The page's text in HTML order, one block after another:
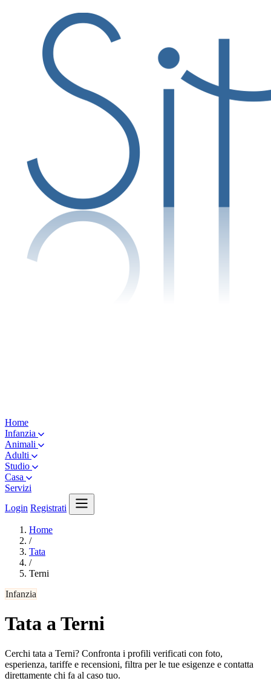
Home
Infanzia
Animali
Adulti
Studio
Casa
Servizi
Login Registrati
Home
/
Tata
/
Terni
Infanzia
Tata a Terni
Cerchi tata a Terni? Confronta i profili verificati con foto,
esperienza, tariffe e recensioni, filtra per le tue esigenze e contatta
direttamente chi fa al caso tuo.